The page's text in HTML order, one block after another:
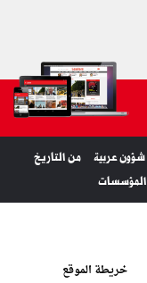
شؤون عربية
من التاريخ
المؤسسات
خريطة الموقع